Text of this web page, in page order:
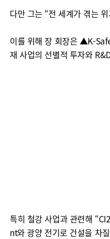
다만 그는 “전 세계가 겪는
이를 위해 장 회장은 ▲K-
재 사업의 선별적 투자와
특히 철강 사업과 관련해
nt와 광양 전기로 건설을 차